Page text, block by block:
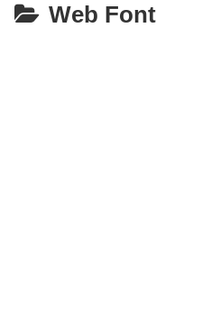
Web Font